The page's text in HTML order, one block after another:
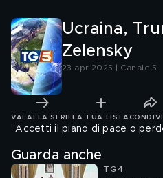
Ucraina,
Zelensky
23 apr 2025 | Canale 5
VAI ALLA SERIE LA TUA LISTA
"Accetti il piano di pace o
Guarda anche
TG4